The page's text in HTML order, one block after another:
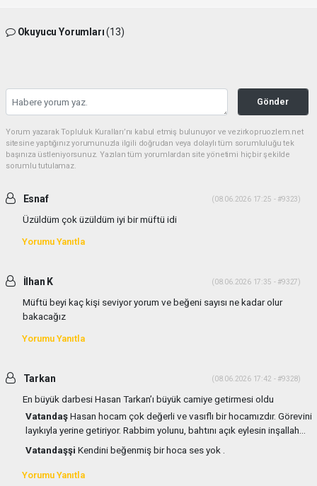
Okuyucu Yorumları(13)
Gönder
Yorum yazarak Topluluk Kuralları’nı kabul etmiş bulunuyor ve vezirkopruozlem.net
sitesine yaptığınız yorumunuzla ilgili doğrudan veya dolaylı tüm sorumluluğu tek
başınıza üstleniyorsunuz. Yazılan tüm yorumlardan site yönetimi hiçbir şekilde
sorumlu tutulamaz.
Esnaf (08.06.2026 17:25 - #9323)
Üzüldüm çok üzüldüm iyi bir müftü idi
Yorumu Yanıtla
İlhan K (08.06.2026 17:35 - #9327)
Müftü beyi kaç kişi seviyor yorum ve beğeni sayısı ne kadar olur
bakacağız
Yorumu Yanıtla
Tarkan (08.06.2026 17:42 - #9328)
En büyük darbesi Hasan Tarkan’ı büyük camiye getirmesi oldu
VatandaşHasan hocam çok değerli ve vasıflı bir hocamızdır. Görevini
layıkıyla yerine getiriyor. Rabbim yolunu, bahtını açık eylesin inşallah...
Vatandaşşi Kendini beğenmiş bir hoca ses yok .
Yorumu Yanıtla